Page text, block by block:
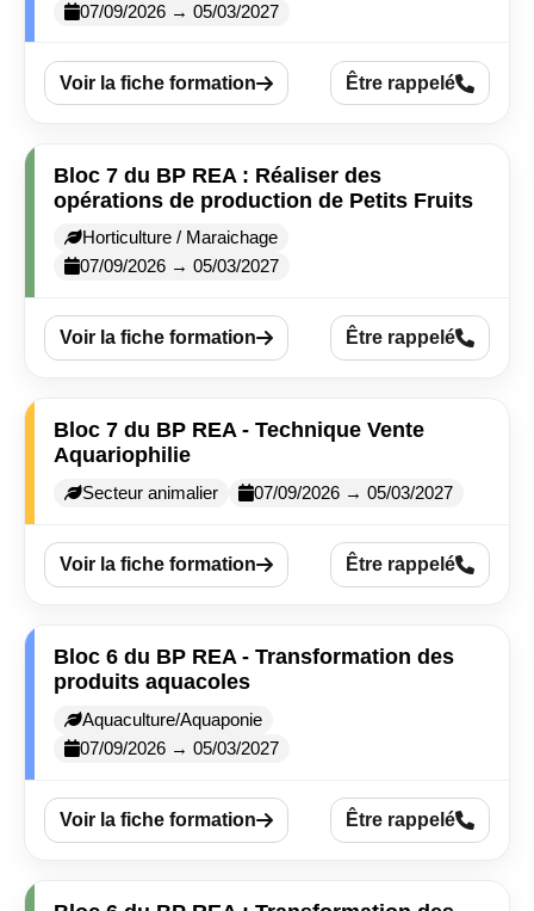
07/09/2026 → 05/03/2027
Voir la fiche formation Être rappelé
Bloc 7 du BP REA : Réaliser des
opérations de production de Petits Fruits
Horticulture / Maraichage
07/09/2026 → 05/03/2027
Voir la fiche formation Être rappelé
Bloc 7 du BP REA - Technique Vente
Aquariophilie
Secteur animalier 07/09/2026 → 05/03/2027
Voir la fiche formation Être rappelé
Bloc 6 du BP REA - Transformation des
produits aquacoles
Aquaculture/Aquaponie
07/09/2026 → 05/03/2027
Voir la fiche formation Être rappelé